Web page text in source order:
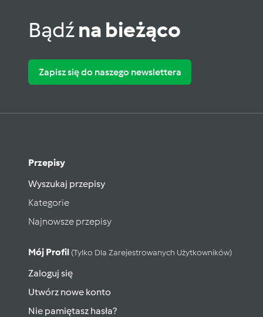
Bądźna bieżąco
Zapisz się do naszego newslettera
Przepisy
Wyszukaj przepisy
Kategorie
Najnowsze przepisy
Mój Profil (tylko Dla Zarejestrowanych Użytkowników)
Zaloguj się
Utwórz nowe konto
Nie pamiętasz hasła?